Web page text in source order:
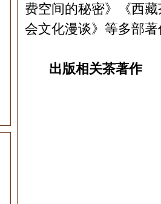
费空间的秘密》《西
会文化漫谈》等多部
出版相关茶著作